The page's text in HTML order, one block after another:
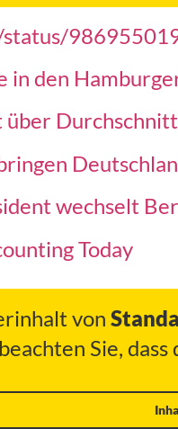
in den
wechselt
Today
von
Sie,